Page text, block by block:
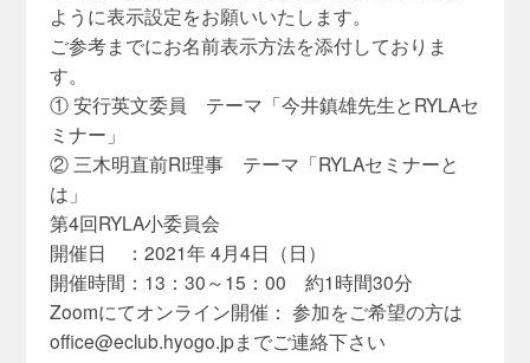
ように表示設定をお願いいたします。
ご参考までにお名前表示方法を添付しておりま
す。
① 安行英文委員 テーマ「今井鎮雄先生とRYLAセ
ミナー」
② 三木明直前RI理事 テーマ「RYLAセミナーと
は」
第4回RYLA小委員会
開催日 ：2021年 4月4日（日）
開催時間：13：30～15：00 約1時間30分
Zoomにてオンライン開催： 参加をご希望の方は
office@eclub.hyogo.jpまでご連絡下さい